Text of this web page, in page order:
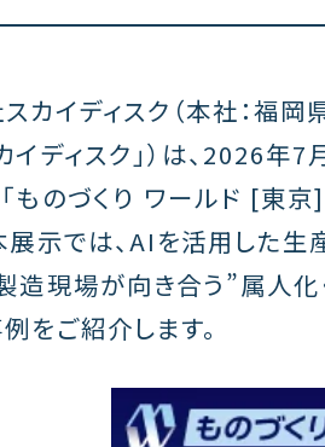
カイディスク（本社：福
イディスク」）は、2026年
ものづくり ワールド [東
展示では、AIを活用した生
造現場が向き合う”属人
をご紹介します。